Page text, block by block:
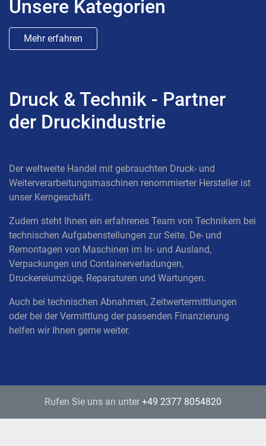
Unsere Kategorien
Mehr erfahren
Druck & Technik - Partner
der Druckindustrie
Der weltweite Handel mit gebrauchten Druck- und
Weiterverarbeitungsmaschinen renommierter Hersteller ist
unser Kerngeschäft.
Zudem steht Ihnen ein erfahrenes Team von Technikern bei
technischen Aufgabenstellungen zur Seite. De- und
Remontagen von Maschinen im In- und Ausland,
Verpackungen und Containerverladungen,
Druckereiumzüge, Reparaturen und Wartungen.
Auch bei technischen Abnahmen, Zeitwertermittlungen
oder bei der Vermittlung der passenden Finanzierung
helfen wir Ihnen gerne weiter.
Rufen Sie uns an unter +49 2377 8054820